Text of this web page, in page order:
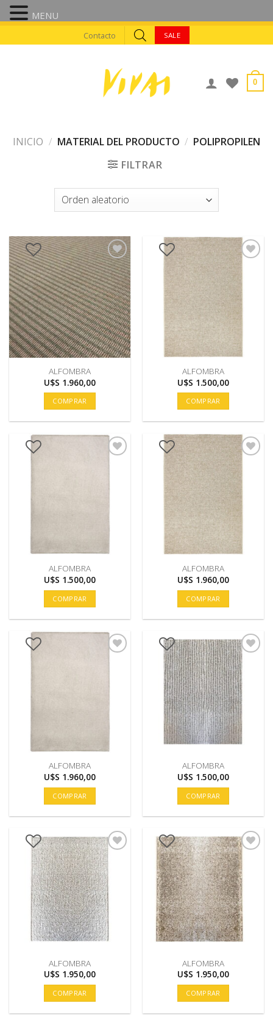
to
Contacto SALE
0
INICIO / MATERIAL DEL PRODUCTO / POLIPROPILEN
FILTRAR
ALFOMBRA
U$S 1.960,00
COMPRAR
ALFOMBRA
U$S 1.500,00
COMPRAR
ALFOMBRA
U$S 1.500,00
COMPRAR
ALFOMBRA
U$S 1.960,00
COMPRAR
ALFOMBRA
U$S 1.960,00
COMPRAR
ALFOMBRA
U$S 1.500,00
COMPRAR
ALFOMBRA
U$S 1.950,00
COMPRAR
ALFOMBRA
U$S 1.950,00
COMPRAR
MENU